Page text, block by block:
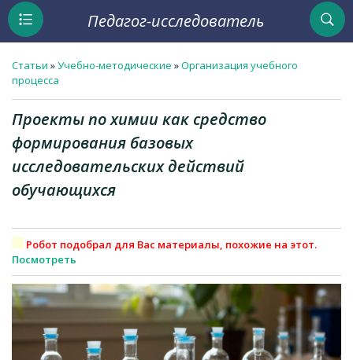
Педагог-исследователь
Статьи »Учебно-методические »Организация учебного
процесса
Проекты по химии как средство
формирования базовых
исследовательских действий
обучающихся
Робот подобрал для Вас материалы, похожие на этот.
Посмотреть